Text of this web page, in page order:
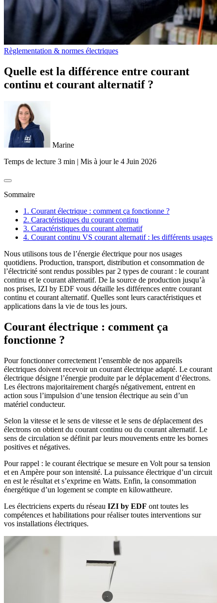
Règlementation & normes électriques
Quelle est la différence entre courant
continu et courant alternatif ?
Marine
Temps de lecture 3 min | Mis à jour le 4 Juin 2026
Sommaire
1. Courant électrique : comment ça fonctionne ?
2. Caractéristiques du courant continu
3. Caractéristiques du courant alternatif
4. Courant continu VS courant alternatif : les différents usages
Nous utilisons tous de l’énergie électrique pour nos usages
quotidiens. Production, transport, distribution et consommation de
l’électricité sont rendus possibles par 2 types de courant : le courant
continu et le courant alternatif. De la source de production jusqu’à
nos prises, IZI by EDF vous détaille les différences entre courant
continu et courant alternatif. Quelles sont leurs caractéristiques et
applications dans la vie de tous les jours.
Courant électrique : comment ça
fonctionne ?
Pour fonctionner correctement l’ensemble de nos appareils
électriques doivent recevoir un courant électrique adapté. Le courant
électrique désigne l’énergie produite par le déplacement d’électrons.
Les électrons majoritairement chargés négativement, entrent en
action sous l’impulsion d’une tension électrique au sein d’un
matériel conducteur.
Selon la vitesse et le sens de vitesse et le sens de déplacement des
électrons on obtient du courant continu ou du courant alternatif. Le
sens de circulation se définit par leurs mouvements entre les bornes
positives et négatives.
Pour rappel : le courant électrique se mesure en Volt pour sa tension
et en Ampère pour son intensité. La puissance électrique d’un circuit
en est le résultat et s’exprime en Watts. Enfin, la consommation
énergétique d’un logement se compte en kilowattheure.
Les électriciens experts du réseau IZI by EDF ont toutes les
compétences et habilitations pour réaliser toutes interventions sur
vos installations électriques.